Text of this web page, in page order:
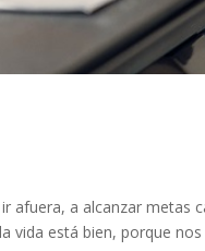
afuera, a alcanzar metas
vida está bien, porque nos